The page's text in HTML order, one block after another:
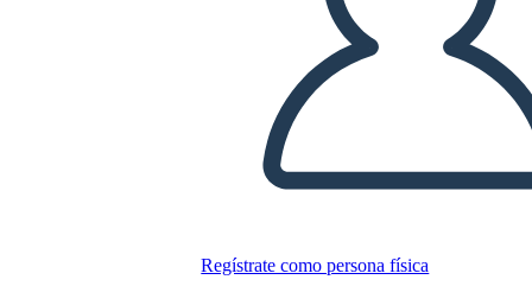
Regístrate como persona física
Copie este guión gráfico
CREAR UN GUIÓN GRÁFICO
JUEGO DE DIAPOSITIVAS